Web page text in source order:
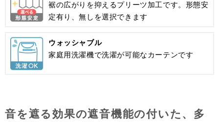
裾の広がりを抑えるプリーツ加工です。形態安
定有り、無しを選択できます
ウォッシャブル
家庭用洗濯機で洗濯が可能なカーテンです
音を遮る効果の遮音機能の付いた、多